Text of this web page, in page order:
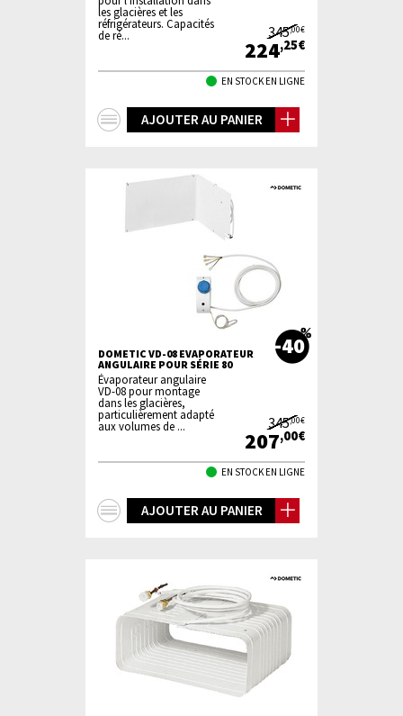
les glacières et les
réfrigérateurs. Capacités
de ré...
345,00€
224,25€
EN STOCK EN LIGNE
AJOUTER AU PANIER
DOMETIC VD-08 EVAPORATEUR
ANGULAIRE POUR SÉRIE 80
-40
Évaporateur angulaire
VD-08 pour montage
dans les glacières,
particulièrement adapté
aux volumes de ...
345,00€
207,00€
EN STOCK EN LIGNE
AJOUTER AU PANIER